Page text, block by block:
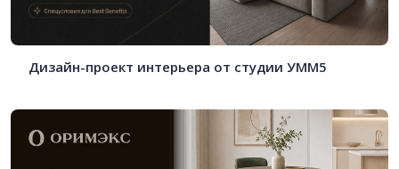
Дизайн-проект интерьера от студии УММ5